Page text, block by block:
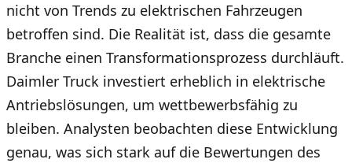
nicht von Trends zu elektrischen Fahrzeugen
betroffen sind. Die Realität ist, dass die gesamte
Branche einen Transformationsprozess durchläuft.
Daimler Truck investiert erheblich in elektrische
Antriebslösungen, um wettbewerbsfähig zu
bleiben. Analysten beobachten diese Entwicklung
genau, was sich stark auf die Bewertungen des